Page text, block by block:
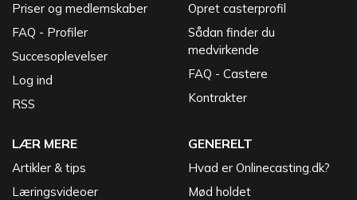
Priser og medlemskaber
FAQ - Profiler
Succesoplevelser
Log ind
RSS
Opret casterprofil
Sådan finder du
medvirkende
FAQ - Castere
Kontrakter
LÆR MERE
Artikler & tips
Læringsvideoer
GENERELT
Hvad er Onlinecasting.dk?
Mød holdet